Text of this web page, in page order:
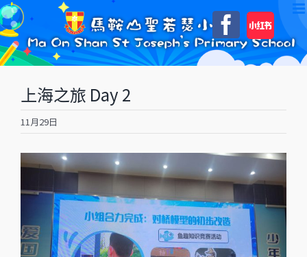
Skip
to
content
自
訂
上海之旅 Day 2
11月29日